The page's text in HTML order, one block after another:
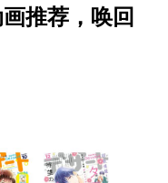
推荐，唤回